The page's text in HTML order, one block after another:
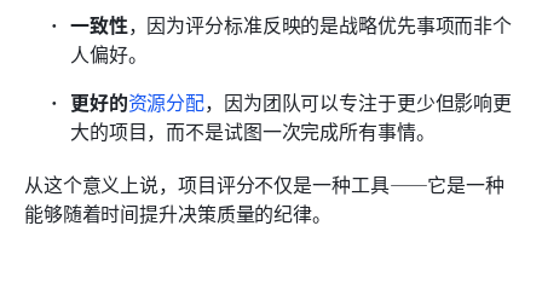
一致性，因为评分标准反映的是战略优先事项而非个
人偏好。
更好的资源分配，因为团队可以专注于更少但影响更
大的项目，而不是试图一次完成所有事情。
从这个意义上说，项目评分不仅是一种工具——它是一种
能够随着时间提升决策质量的纪律。